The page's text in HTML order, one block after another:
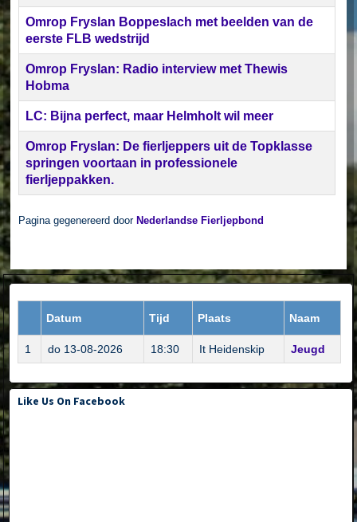
Omrop Fryslan Boppeslach met beelden van de
eerste FLB wedstrijd
Omrop Fryslan: Radio interview met Thewis
Hobma
LC: Bijna perfect, maar Helmholt wil meer
Omrop Fryslan: De fierljeppers uit de Topklasse
springen voortaan in professionele
fierljeppakken.
Pagina gegenereerd door Nederlandse Fierljepbond
Datum Tijd Plaats Naam
1 do 13-08-2026 18:30 It Heidenskip Jeugd
Like Us On Facebook